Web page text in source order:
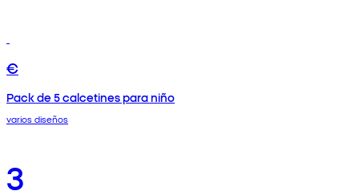
€
Pack de 5 calcetines para niño
varios diseños
3